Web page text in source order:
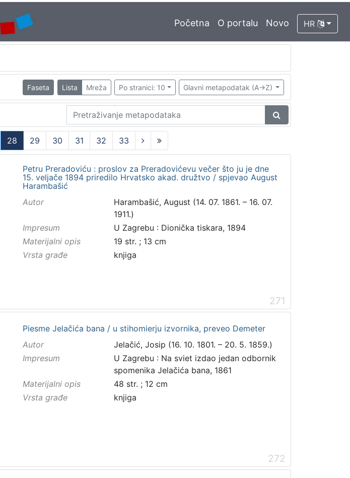
Početna O portalu Novo HR
Faseta Lista Mreža Po stranici: 10 Glavni metapodatak (A->Z)
28
(current)
29 30 31 32
33
Petru Preradoviću : proslov za Preradovićevu večer što ju je dne
15. veljače 1894 priredilo Hrvatsko akad. družtvo / spjevao August
Harambašić
Autor
Harambašić, August (14. 07. 1861. – 16. 07.
1911.)
Impresum
U Zagrebu : Dionička tiskara, 1894
Materijalni opis
19 str. ; 13 cm
Vrsta građe
knjiga
271
Piesme Jelačića bana / u stihomierju izvornika, preveo Demeter
Autor
Jelačić, Josip (16. 10. 1801. – 20. 5. 1859.)
Impresum
U Zagrebu : Na sviet izdao jedan odbornik
spomenika Jelačića bana, 1861
Materijalni opis
48 str. ; 12 cm
Vrsta građe
knjiga
272